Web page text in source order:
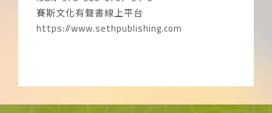
賽斯文化有聲書線上平台
https://www.sethpublishing.com